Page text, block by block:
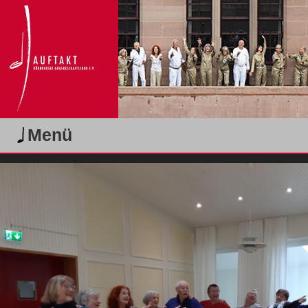
Produktionen
Vorwärts durch die Pandemie